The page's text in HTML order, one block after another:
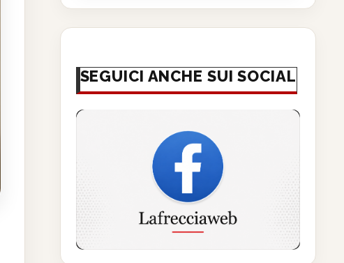
SEGUICI ANCHE SUI SOCIAL